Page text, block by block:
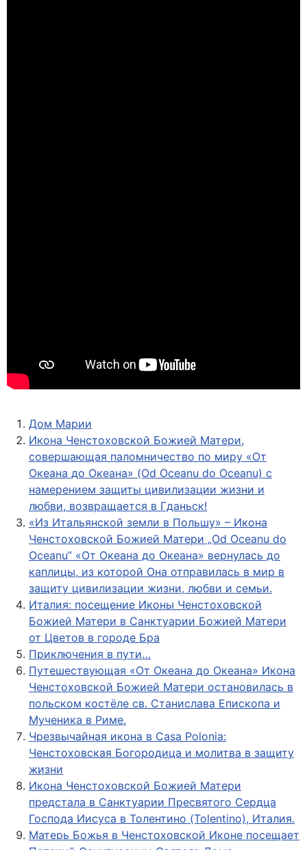
Дом Марии
Икона Ченстоховской Божией Матери,
совершающая паломничество по миру «От
Океана до Океана» (Od Oceanu do Oceanu) с
намерением защиты цивилизации жизни и
любви, возвращается в Гданьск!
«Из Итальянской земли в Польшу» – Икона
Ченстоховской Божией Матери „Od Oceanu do
Oceanu” «От Oкеана до Oкеана» вернулась до
каплицы, из которой Oна отправилась в мир в
защиту цивилизации жизни, любви и семьи.
Италия: посещение Иконы Ченстоховской
Божией Матери в Санктуарии Божией Матери
от Цветов в городе Бра
Приключения в пути…
Путешествующая «От Океана до Океана» Икона
Ченстоховской Божией Матери остановилась в
польском костёле св. Станислава Епископа и
Мученика в Риме.
Чрезвычайная икона в Casa Polonia:
Ченстоховская Богородица и молитва в защиту
жизни
Икона Ченстоховской Божией Матери
предстала в Санктуарии Пресвятого Сердца
Господа Иисуса в Толентино (Tolentino), Италия.
Матерь Божья в Ченстоховской Иконе посещает